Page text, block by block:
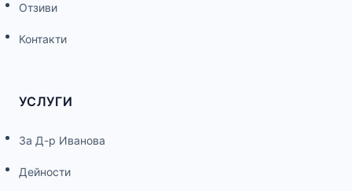
Отзиви
Контакти
УСЛУГИ
За Д-р Иванова
Дейности